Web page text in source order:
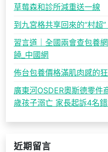
草莓森和診所減重送一線
到九宮格共享回來的“村超
習言道｜全國兩會查包養
饒_中國網
佈台包養價格滿肌肉感的
廣東河OSDER奧斯德零件
歲孩子溺亡 家長起訴4名
近期留言